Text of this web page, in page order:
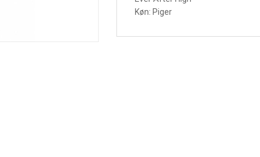
Køn: Piger